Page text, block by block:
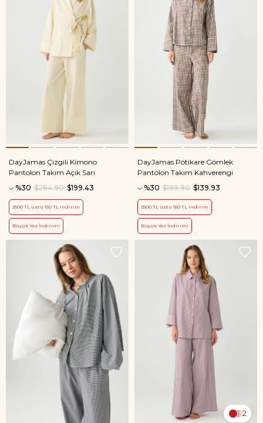
DayJamas Çizgili Kimono
Pantolon Takım Açık Sarı
%30
$199.43
$284.90
2500 TL üstü 150 TL indirim
Büyük Yaz İndirimi
DayJamas Pötikare Gömlek
Pantolon Takım Kahverengi
%30
$139.93
$199.90
2500 TL üstü 150 TL indirim
Büyük Yaz İndirimi
2